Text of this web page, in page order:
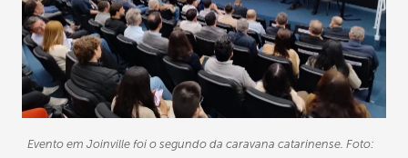
Evento em Joinville foi o segundo da caravana catarinense. Foto: